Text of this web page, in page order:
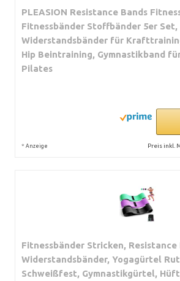
PLEASION Resistance Bands
Fitnessbänder Stoffbänder 5er Set,
Widerstandsbänder für
Hip Beintraining, Gymnastikband
Pilates
* Anzeige Preis inkl.
Fitnessbänder Stricken, Resistance
Widerstandsbänder, Yogagürtel
Schweißfest, Gymnastikgürtel,